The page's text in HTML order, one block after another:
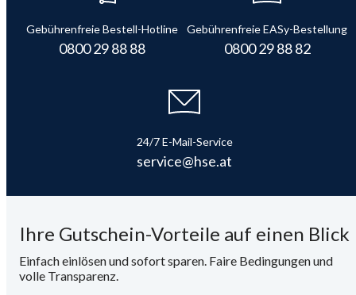
Gebührenfreie Bestell-Hotline
0800 29 88 88
Gebührenfreie EASy-Bestellung
0800 29 88 82
24/7 E-Mail-Service
service@hse.at
Ihre Gutschein-Vorteile auf einen Blick
Einfach einlösen und sofort sparen. Faire Bedingungen und
volle Transparenz.